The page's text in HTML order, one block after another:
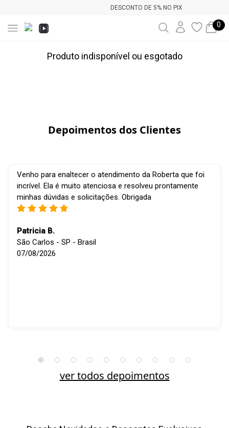
DESCONTO DE 5% NO PIX
0
Produto indisponível ou esgotado
Depoimentos dos Clientes
Venho para enaltecer o atendimento da Roberta que foi
incrível. Ela é muito atenciosa e resolveu prontamente
minhas dúvidas e solicitações. Obrigada
Patricia B.
São Carlos - SP - Brasil
07/08/2026
ver todos depoimentos